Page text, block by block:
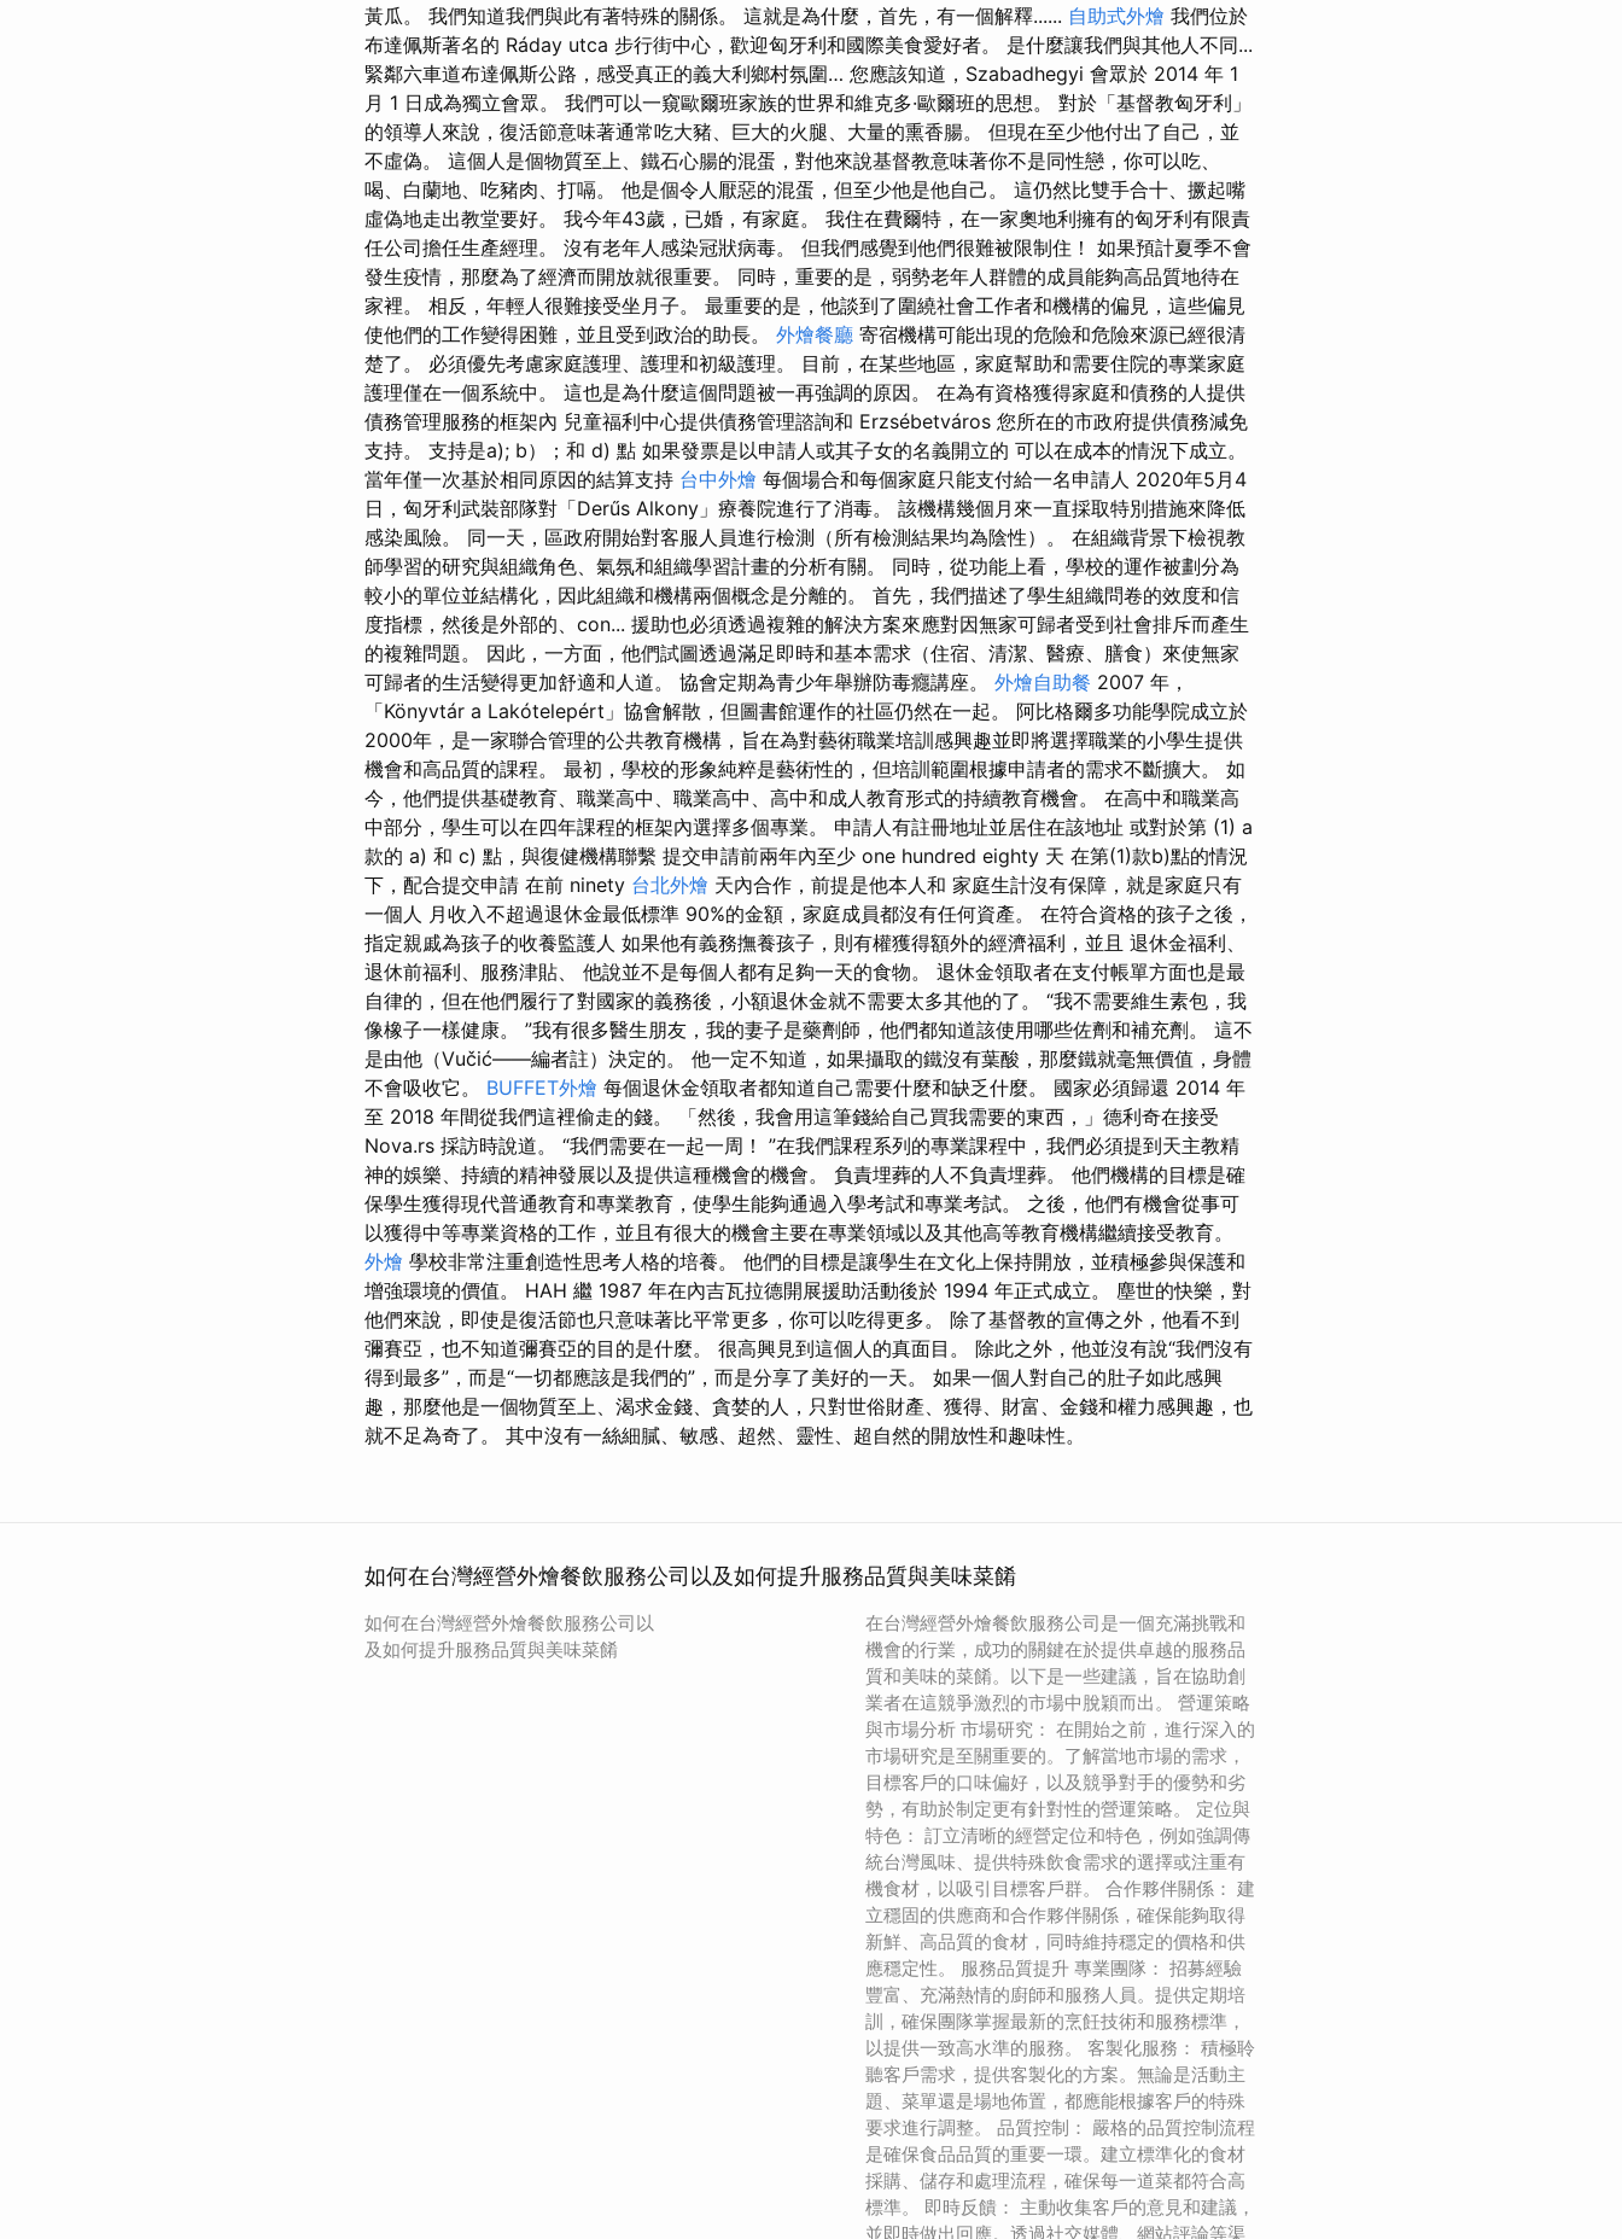
黃瓜。 我們知道我們與此有著特殊的關係。 這就是為什麼，首先，有一個解釋...... 自助式外燴 我們位於
布達佩斯著名的 Ráday utca 步行街中心，歡迎匈牙利和國際美食愛好者。 是什麼讓我們與其他人不同...
緊鄰六車道布達佩斯公路，感受真正的義大利鄉村氛圍… 您應該知道，Szabadhegyi 會眾於 2014 年 1
月 1 日成為獨立會眾。 我們可以一窺歐爾班家族的世界和維克多·歐爾班的思想。 對於「基督教匈牙利」
的領導人來說，復活節意味著通常吃大豬、巨大的火腿、大量的熏香腸。 但現在至少他付出了自己，並
不虛偽。 這個人是個物質至上、鐵石心腸的混蛋，對他來說基督教意味著你不是同性戀，你可以吃、
喝、白蘭地、吃豬肉、打嗝。 他是個令人厭惡的混蛋，但至少他是他自己。 這仍然比雙手合十、撅起嘴
虛偽地走出教堂要好。 我今年43歲，已婚，有家庭。 我住在費爾特，在一家奧地利擁有的匈牙利有限責
任公司擔任生產經理。 沒有老年人感染冠狀病毒。 但我們感覺到他們很難被限制住！ 如果預計夏季不會
發生疫情，那麼為了經濟而開放就很重要。 同時，重要的是，弱勢老年人群體的成員能夠高品質地待在
家裡。 相反，年輕人很難接受坐月子。 最重要的是，他談到了圍繞社會工作者和機構的偏見，這些偏見
使他們的工作變得困難，並且受到政治的助長。 外燴餐廳 寄宿機構可能出現的危險和危險來源已經很清
楚了。 必須優先考慮家庭護理、護理和初級護理。 目前，在某些地區，家庭幫助和需要住院的專業家庭
護理僅在一個系統中。 這也是為什麼這個問題被一再強調的原因。 在為有資格獲得家庭和債務的人提供
債務管理服務的框架內 兒童福利中心提供債務管理諮詢和 Erzsébetváros 您所在的市政府提供債務減免
支持。 支持是a); b）；和 d) 點 如果發票是以申請人或其子女的名義開立的 可以在成本的情況下成立。
當年僅一次基於相同原因的結算支持 台中外燴 每個場合和每個家庭只能支付給一名申請人 2020年5月4
日，匈牙利武裝部隊對「Derűs Alkony」療養院進行了消毒。 該機構幾個月來一直採取特別措施來降低
感染風險。 同一天，區政府開始對客服人員進行檢測（所有檢測結果均為陰性）。 在組織背景下檢視教
師學習的研究與組織角色、氣氛和組織學習計畫的分析有關。 同時，從功能上看，學校的運作被劃分為
較小的單位並結構化，因此組織和機構兩個概念是分離的。 首先，我們描述了學生組織問卷的效度和信
度指標，然後是外部的、con... 援助也必須透過複雜的解決方案來應對因無家可歸者受到社會排斥而產生
的複雜問題。 因此，一方面，他們試圖透過滿足即時和基本需求（住宿、清潔、醫療、膳食）來使無家
可歸者的生活變得更加舒適和人道。 協會定期為青少年舉辦防毒癮講座。 外燴自助餐 2007 年，
「Könyvtár a Lakótelepért」協會解散，但圖書館運作的社區仍然在一起。 阿比格爾多功能學院成立於
2000年，是一家聯合管理的公共教育機構，旨在為對藝術職業培訓感興趣並即將選擇職業的小學生提供
機會和高品質的課程。 最初，學校的形象純粹是藝術性的，但培訓範圍根據申請者的需求不斷擴大。 如
今，他們提供基礎教育、職業高中、職業高中、高中和成人教育形式的持續教育機會。 在高中和職業高
中部分，學生可以在四年課程的框架內選擇多個專業。 申請人有註冊地址並居住在該地址 或對於第 (1) a
款的 a) 和 c) 點，與復健機構聯繫 提交申請前兩年內至少 one hundred eighty 天 在第(1)款b)點的情況
下，配合提交申請 在前 ninety 台北外燴 天內合作，前提是他本人和 家庭生計沒有保障，就是家庭只有
一個人 月收入不超過退休金最低標準 90%的金額，家庭成員都沒有任何資產。 在符合資格的孩子之後，
指定親戚為孩子的收養監護人 如果他有義務撫養孩子，則有權獲得額外的經濟福利，並且 退休金福利、
退休前福利、服務津貼、 他說並不是每個人都有足夠一天的食物。 退休金領取者在支付帳單方面也是最
自律的，但在他們履行了對國家的義務後，小額退休金就不需要太多其他的了。 “我不需要維生素包，我
像橡子一樣健康。 ”我有很多醫生朋友，我的妻子是藥劑師，他們都知道該使用哪些佐劑和補充劑。 這不
是由他（Vučić——編者註）決定的。 他一定不知道，如果攝取的鐵沒有葉酸，那麼鐵就毫無價值，身體
不會吸收它。 BUFFET外燴 每個退休金領取者都知道自己需要什麼和缺乏什麼。 國家必須歸還 2014 年
至 2018 年間從我們這裡偷走的錢。 「然後，我會用這筆錢給自己買我需要的東西，」德利奇在接受
Nova.rs 採訪時說道。 “我們需要在一起一周！ ”在我們課程系列的專業課程中，我們必須提到天主教精
神的娛樂、持續的精神發展以及提供這種機會的機會。 負責埋葬的人不負責埋葬。 他們機構的目標是確
保學生獲得現代普通教育和專業教育，使學生能夠通過入學考試和專業考試。 之後，他們有機會從事可
以獲得中等專業資格的工作，並且有很大的機會主要在專業領域以及其他高等教育機構繼續接受教育。
外燴 學校非常注重創造性思考人格的培養。 他們的目標是讓學生在文化上保持開放，並積極參與保護和
增強環境的價值。 HAH 繼 1987 年在內吉瓦拉德開展援助活動後於 1994 年正式成立。 塵世的快樂，對
他們來說，即使是復活節也只意味著比平常更多，你可以吃得更多。 除了基督教的宣傳之外，他看不到
彌賽亞，也不知道彌賽亞的目的是什麼。 很高興見到這個人的真面目。 除此之外，他並沒有說“我們沒有
得到最多”，而是“一切都應該是我們的”，而是分享了美好的一天。 如果一個人對自己的肚子如此感興
趣，那麼他是一個物質至上、渴求金錢、貪婪的人，只對世俗財產、獲得、財富、金錢和權力感興趣，也
就不足為奇了。 其中沒有一絲細膩、敏感、超然、靈性、超自然的開放性和趣味性。
如何在台灣經營外燴餐飲服務公司以及如何提升服務品質與美味菜餚
如何在台灣經營外燴餐飲服務公司以
及如何提升服務品質與美味菜餚
在台灣經營外燴餐飲服務公司是一個充滿挑戰和
機會的行業，成功的關鍵在於提供卓越的服務品
質和美味的菜餚。以下是一些建議，旨在協助創
業者在這競爭激烈的市場中脫穎而出。 營運策略
與市場分析 市場研究： 在開始之前，進行深入的
市場研究是至關重要的。了解當地市場的需求，
目標客戶的口味偏好，以及競爭對手的優勢和劣
勢，有助於制定更有針對性的營運策略。 定位與
特色： 訂立清晰的經營定位和特色，例如強調傳
統台灣風味、提供特殊飲食需求的選擇或注重有
機食材，以吸引目標客戶群。 合作夥伴關係： 建
立穩固的供應商和合作夥伴關係，確保能夠取得
新鮮、高品質的食材，同時維持穩定的價格和供
應穩定性。 服務品質提升 專業團隊： 招募經驗
豐富、充滿熱情的廚師和服務人員。提供定期培
訓，確保團隊掌握最新的烹飪技術和服務標準，
以提供一致高水準的服務。 客製化服務： 積極聆
聽客戶需求，提供客製化的方案。無論是活動主
題、菜單還是場地佈置，都應能根據客戶的特殊
要求進行調整。 品質控制： 嚴格的品質控制流程
是確保食品品質的重要一環。建立標準化的食材
採購、儲存和處理流程，確保每一道菜都符合高
標準。 即時反饋： 主動收集客戶的意見和建議，
並即時做出回應。透過社交媒體、網站評論等渠